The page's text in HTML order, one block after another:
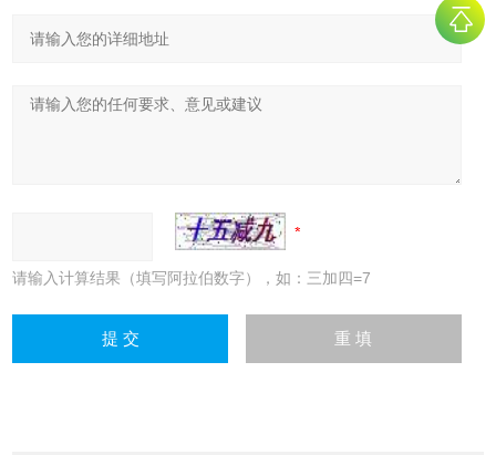
请输入计算结果（填写阿拉伯数字），如：三加四=7